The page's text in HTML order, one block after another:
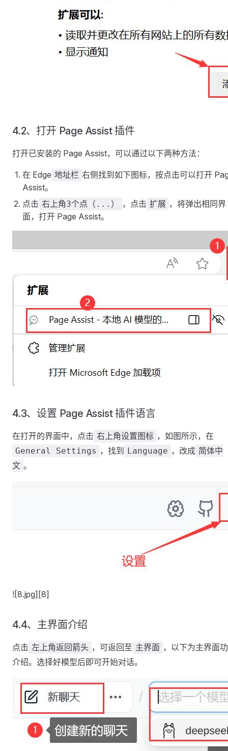
4.2、打开 Page Assist 插件
打开已安装的 Page Assist，可以通过以下两种方法：
在 Edge 地址栏 右侧找到如下图标，按点击可以打开
Assist。
点击 右上角3个点（...） ，点击 扩展 ，将弹出相同界
面，打开 Page Assist。
4.3、设置 Page Assist 插件语言
在打开的界面中，点击 右上角设置图标 ，如图所示，在
General Settings ，找到 Language ，改成 简体中
文 。
![8.jpg][8]
4.4、主界面介绍
点击 左上角返回箭头 ，可返回至 主界面 ，以下为主界面
介绍。选择好模型后即可开始对话。